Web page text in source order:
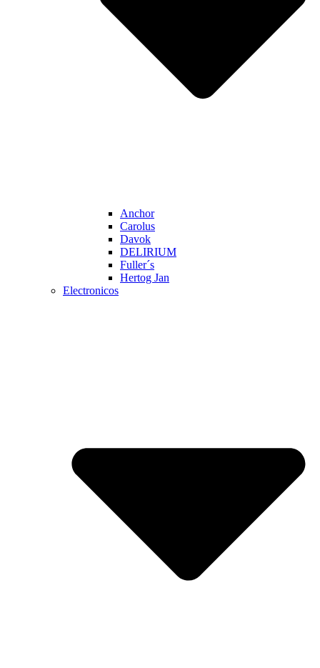
Anchor
Carolus
Davok
DELIRIUM
Fuller´s
Hertog Jan
Electronicos